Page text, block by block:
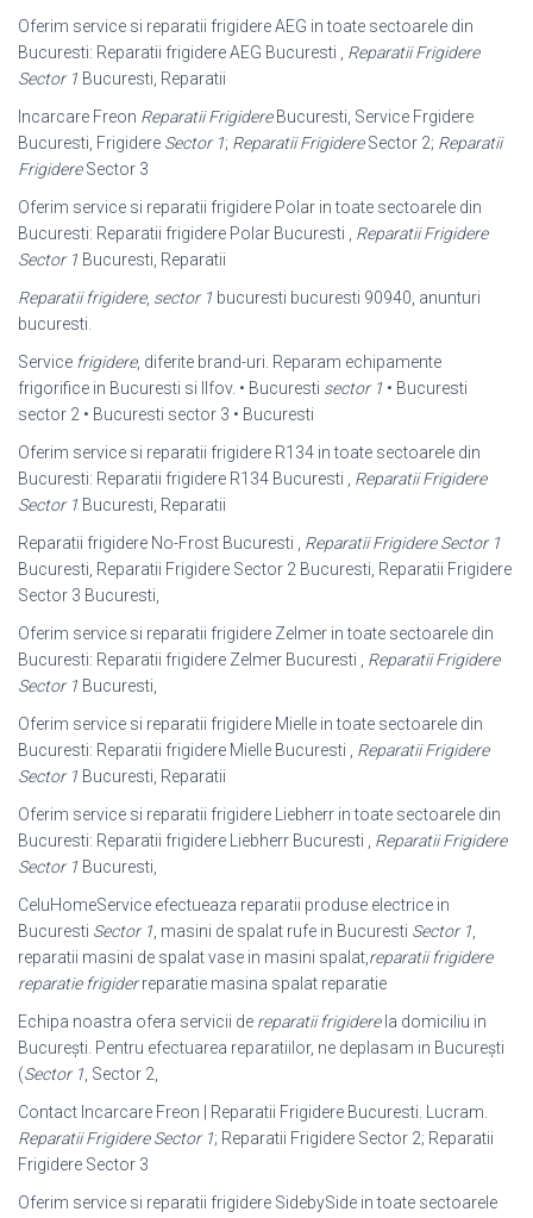
Oferim service si reparatii frigidere AEG in toate sectoarele din
Bucuresti: Reparatii frigidere AEG Bucuresti , Reparatii Frigidere
Sector 1 Bucuresti, Reparatii
Incarcare Freon Reparatii FrigidereBucuresti, Service Frgidere
Bucuresti, Frigidere Sector 1; Reparatii FrigidereSector 2; Reparatii
FrigidereSector 3
Oferim service si reparatii frigidere Polar in toate sectoarele din
Bucuresti: Reparatii frigidere Polar Bucuresti , Reparatii Frigidere
Sector 1 Bucuresti, Reparatii
Reparatii frigidere, sector 1 bucuresti bucuresti 90940, anunturi
bucuresti.
Service frigidere, diferite brand-uri. Reparam echipamente
frigorifice in Bucuresti si Ilfov. • Bucuresti sector 1 • Bucuresti
sector 2 • Bucuresti sector 3 • Bucuresti
Oferim service si reparatii frigidere R134 in toate sectoarele din
Bucuresti: Reparatii frigidere R134 Bucuresti , Reparatii Frigidere
Sector 1 Bucuresti, Reparatii
Reparatii frigidere No-Frost Bucuresti , Reparatii Frigidere Sector 1
Bucuresti, Reparatii Frigidere Sector 2 Bucuresti, Reparatii Frigidere
Sector 3 Bucuresti,
Oferim service si reparatii frigidere Zelmer in toate sectoarele din
Bucuresti: Reparatii frigidere Zelmer Bucuresti , Reparatii Frigidere
Sector 1 Bucuresti,
Oferim service si reparatii frigidere Mielle in toate sectoarele din
Bucuresti: Reparatii frigidere Mielle Bucuresti , Reparatii Frigidere
Sector 1 Bucuresti, Reparatii
Oferim service si reparatii frigidere Liebherr in toate sectoarele din
Bucuresti: Reparatii frigidere Liebherr Bucuresti , Reparatii Frigidere
Sector 1 Bucuresti,
CeluHomeService efectueaza reparatii produse electrice in
Bucuresti Sector 1, masini de spalat rufe in Bucuresti Sector 1,
reparatii masini de spalat vase in masini spalat,reparatii frigidere
reparatie frigiderreparatie masina spalat reparatie
Echipa noastra ofera servicii de reparatii frigiderela domiciliu in
București. Pentru efectuarea reparatiilor, ne deplasam in București
(Sector 1, Sector 2,
Contact Incarcare Freon | Reparatii Frigidere Bucuresti. Lucram.
Reparatii Frigidere Sector 1; Reparatii Frigidere Sector 2; Reparatii
Frigidere Sector 3
Oferim service si reparatii frigidere SidebySide in toate sectoarele